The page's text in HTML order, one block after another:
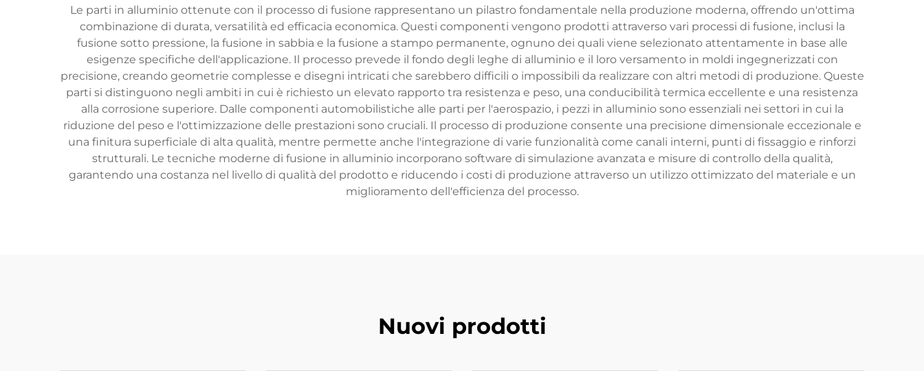
Le parti in alluminio ottenute con il processo di fusione rappresentano un pilastro fondamentale nella produzione moderna, offrendo un'ottima
combinazione di durata, versatilità ed efficacia economica. Questi componenti vengono prodotti attraverso vari processi di fusione, inclusi la
fusione sotto pressione, la fusione in sabbia e la fusione a stampo permanente, ognuno dei quali viene selezionato attentamente in base alle
esigenze specifiche dell'applicazione. Il processo prevede il fondo degli leghe di alluminio e il loro versamento in moldi ingegnerizzati con
precisione, creando geometrie complesse e disegni intricati che sarebbero difficili o impossibili da realizzare con altri metodi di produzione. Queste
parti si distinguono negli ambiti in cui è richiesto un elevato rapporto tra resistenza e peso, una conducibilità termica eccellente e una resistenza
alla corrosione superiore. Dalle componenti automobilistiche alle parti per l'aerospazio, i pezzi in alluminio sono essenziali nei settori in cui la
riduzione del peso e l'ottimizzazione delle prestazioni sono cruciali. Il processo di produzione consente una precisione dimensionale eccezionale e
una finitura superficiale di alta qualità, mentre permette anche l'integrazione di varie funzionalità come canali interni, punti di fissaggio e rinforzi
strutturali. Le tecniche moderne di fusione in alluminio incorporano software di simulazione avanzata e misure di controllo della qualità,
garantendo una costanza nel livello di qualità del prodotto e riducendo i costi di produzione attraverso un utilizzo ottimizzato del materiale e un
miglioramento dell'efficienza del processo.
Nuovi prodotti